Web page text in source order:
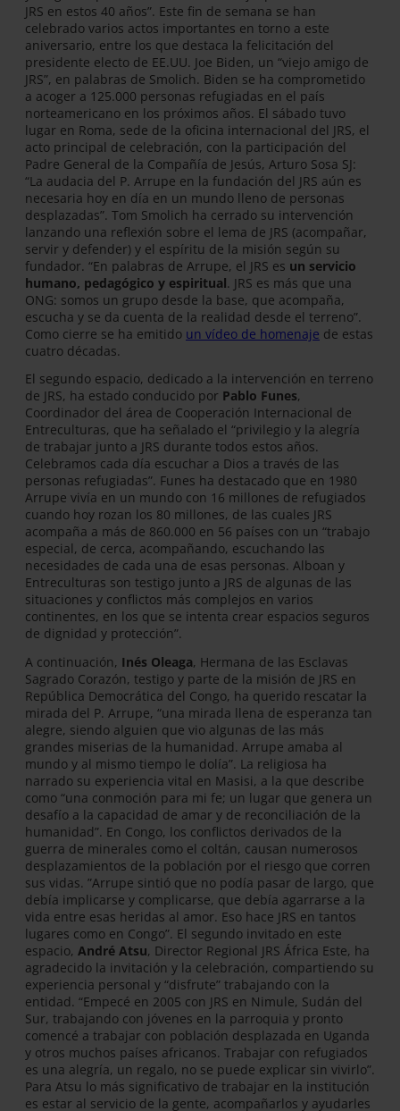
JRS en estos 40 años”. Este fin de semana se han
celebrado varios actos importantes en torno a este
aniversario, entre los que destaca la felicitación del
presidente electo de EE.UU. Joe Biden, un “viejo amigo de
JRS”, en palabras de Smolich. Biden se ha comprometido
a acoger a 125.000 personas refugiadas en el país
norteamericano en los próximos años. El sábado tuvo
lugar en Roma, sede de la oficina internacional del JRS, el
acto principal de celebración, con la participación del
Padre General de la Compañía de Jesús, Arturo Sosa SJ:
“La audacia del P. Arrupe en la fundación del JRS aún es
necesaria hoy en día en un mundo lleno de personas
desplazadas”. Tom Smolich ha cerrado su intervención
lanzando una reflexión sobre el lema de JRS (acompañar,
servir y defender) y el espíritu de la misión según su
fundador. “En palabras de Arrupe, el JRS es un servicio
humano, pedagógico y espiritual. JRS es más que una
ONG: somos un grupo desde la base, que acompaña,
escucha y se da cuenta de la realidad desde el terreno”.
Como cierre se ha emitido un vídeo de homenaje de estas
cuatro décadas.
El segundo espacio, dedicado a la intervención en terreno
de JRS, ha estado conducido por Pablo Funes,
Coordinador del área de Cooperación Internacional de
Entreculturas, que ha señalado el “privilegio y la alegría
de trabajar junto a JRS durante todos estos años.
Celebramos cada día escuchar a Dios a través de las
personas refugiadas”. Funes ha destacado que en 1980
Arrupe vivía en un mundo con 16 millones de refugiados
cuando hoy rozan los 80 millones, de las cuales JRS
acompaña a más de 860.000 en 56 países con un “trabajo
especial, de cerca, acompañando, escuchando las
necesidades de cada una de esas personas. Alboan y
Entreculturas son testigo junto a JRS de algunas de las
situaciones y conflictos más complejos en varios
continentes, en los que se intenta crear espacios seguros
de dignidad y protección”.
A continuación, Inés Oleaga, Hermana de las Esclavas
Sagrado Corazón, testigo y parte de la misión de JRS en
República Democrática del Congo, ha querido rescatar la
mirada del P. Arrupe, “una mirada llena de esperanza tan
alegre, siendo alguien que vio algunas de las más
grandes miserias de la humanidad. Arrupe amaba al
mundo y al mismo tiempo le dolía”. La religiosa ha
narrado su experiencia vital en Masisi, a la que describe
como “una conmoción para mi fe; un lugar que genera un
desafío a la capacidad de amar y de reconciliación de la
humanidad”. En Congo, los conflictos derivados de la
guerra de minerales como el coltán, causan numerosos
desplazamientos de la población por el riesgo que corren
sus vidas. ”Arrupe sintió que no podía pasar de largo, que
debía implicarse y complicarse, que debía agarrarse a la
vida entre esas heridas al amor. Eso hace JRS en tantos
lugares como en Congo”. El segundo invitado en este
espacio, André Atsu, Director Regional JRS África Este, ha
agradecido la invitación y la celebración, compartiendo su
experiencia personal y “disfrute” trabajando con la
entidad. “Empecé en 2005 con JRS en Nimule, Sudán del
Sur, trabajando con jóvenes en la parroquia y pronto
comencé a trabajar con población desplazada en Uganda
y otros muchos países africanos. Trabajar con refugiados
es una alegría, un regalo, no se puede explicar sin vivirlo”.
Para Atsu lo más significativo de trabajar en la institución
es estar al servicio de la gente, acompañarlos y ayudarles